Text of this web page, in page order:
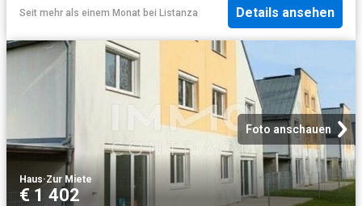
Seit mehr als einem Monat bei Listanza Details ansehen
Foto anschauen
Haus·Zur Miete
€ 1 402